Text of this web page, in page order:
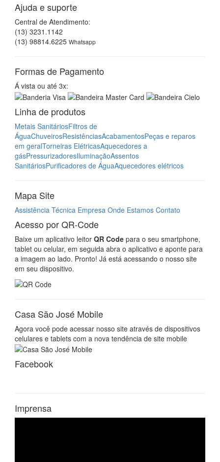
Ajuda e suporte
Central de Atendimento:
(13) 3231.1142
(13) 98814.6225 Whatsapp
Formas de Pagamento
Á vista ou até 3x:
Linha de produtos
Metais SanitáriosFiltros de
ÁguaChuveirosResistênciasAcabamentosPeças e reparos
em geralTorneiras ElétricasAquecedores a
gásPressurizadoresIluminaçãoAssentos
SanitáriosPurificadores de ÁguaAquecedores elétricos
Mapa Site
Assistência Técnica Empresa Onde Estamos Contato
Acesso por QR-Code
Baixe um aplicativo leitor QR Code para o seu smartphone,
tablet ou celular, em seguida abra o aplicativo e aponte para
a imagem ao lado. Pronto! Já está acessando o nosso site
em seu dispositivo.
Casa São José Mobile
Agora você pode acessar nosso site através de dispositivos
celulares e tablets com a nova tendência de site mobile
Facebook
Imprensa